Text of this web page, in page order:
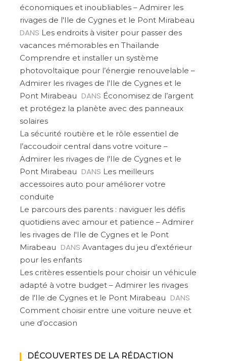
économiques et inoubliables – Admirer les
rivages de l'Ile de Cygnes et le Pont Mirabeau
DANS Les endroits à visiter pour passer des
vacances mémorables en Thaïlande
Comprendre et installer un système
photovoltaïque pour l’énergie renouvelable –
Admirer les rivages de l'Ile de Cygnes et le
Pont Mirabeau DANS Économisez de l’argent
et protégez la planète avec des panneaux
solaires
La sécurité routière et le rôle essentiel de
l’accoudoir central dans votre voiture –
Admirer les rivages de l'Ile de Cygnes et le
Pont Mirabeau DANS Les meilleurs
accessoires auto pour améliorer votre
conduite
Le parcours des parents : naviguer les défis
quotidiens avec amour et patience – Admirer
les rivages de l'Ile de Cygnes et le Pont
Mirabeau DANS Avantages du jeu d’extérieur
pour les enfants
Les critères essentiels pour choisir un véhicule
adapté à votre budget – Admirer les rivages
de l'Ile de Cygnes et le Pont Mirabeau DANS
Comment choisir entre une voiture neuve et
une d’occasion
DÉCOUVERTES DE LA RÉDACTION